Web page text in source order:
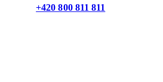
+420 800 811 811